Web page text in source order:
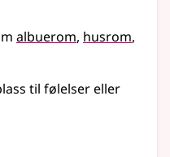
albuerom husrom
til følelser eller